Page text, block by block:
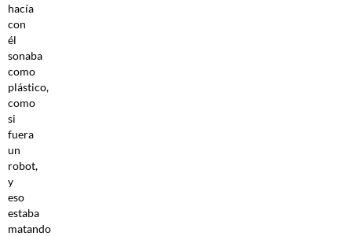
hacía
con
él
sonaba
como
plástico,
como
si
fuera
un
robot,
y
eso
estaba
matando